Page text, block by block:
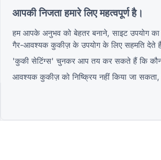
हमारे न्यूज़लेटर के लिए साइन अप करें और
और टिप्स के बारे में सबसे पहले सुनें
समुदाय में शामिल हों
आपकी निजता हमारे लिए महत्वपूर्ण है।
हम आपके अनुभव को बेहतर बनाने, साइट उपयोग
गैर-आवश्यक कुकीज़ के उपयोग के लिए सहमति देते
'कुकी सेटिंग्स' चुनकर आप तय कर सकते हैं कि
आवश्यक कुकीज़ को निष्क्रिय नहीं किया जा